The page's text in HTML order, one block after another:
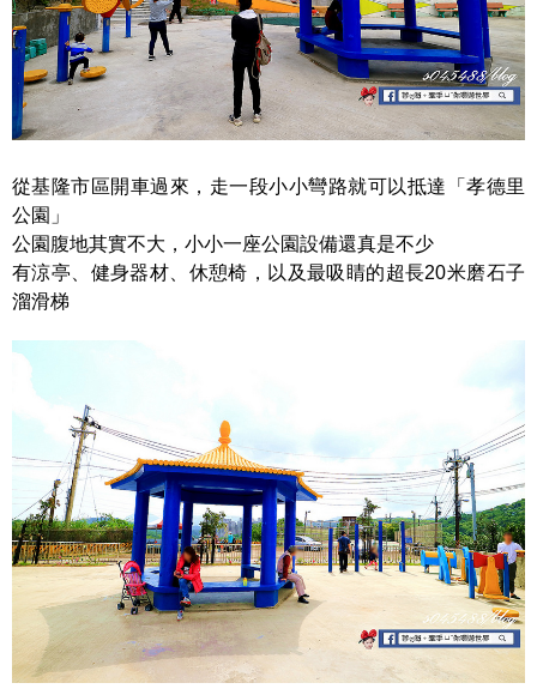
從基隆市區開車過來，走一段小小彎路就可以抵達「孝德里
公園」
公園腹地其實不大，小小一座公園設備還真是不少
有涼亭、健身器材、休憩椅，以及最吸睛的超長20米磨石子
溜滑梯